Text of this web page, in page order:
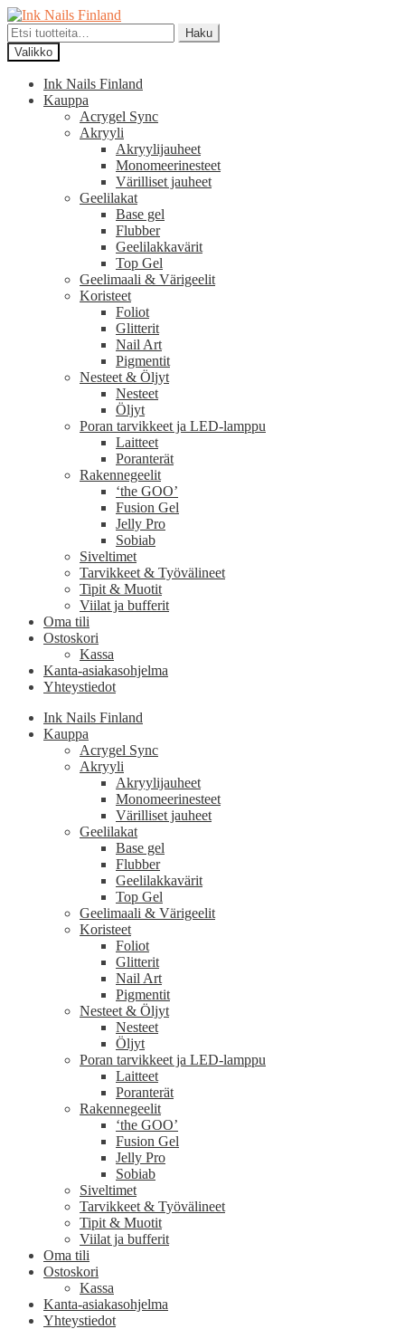
Siirry
navigointiin
Siirry
sisältöön
Etsi:
Haku
Valikko
Ink Nails Finland
Kauppa
Acrygel Sync
Akryyli
Akryylijauheet
Monomeerinesteet
Värilliset jauheet
Geelilakat
Base gel
Flubber
Geelilakkavärit
Top Gel
Geelimaali & Värigeelit
Koristeet
Foliot
Glitterit
Nail Art
Pigmentit
Nesteet & Öljyt
Nesteet
Öljyt
Poran tarvikkeet ja LED-lamppu
Laitteet
Poranterät
Rakennegeelit
‘the GOO’
Fusion Gel
Jelly Pro
Sobiab
Siveltimet
Tarvikkeet & Työvälineet
Tipit & Muotit
Viilat ja bufferit
Oma tili
Ostoskori
Kassa
Kanta-asiakasohjelma
Yhteystiedot
Ink Nails Finland
Kauppa
Acrygel Sync
Akryyli
Akryylijauheet
Monomeerinesteet
Värilliset jauheet
Geelilakat
Base gel
Flubber
Geelilakkavärit
Top Gel
Geelimaali & Värigeelit
Koristeet
Foliot
Glitterit
Nail Art
Pigmentit
Nesteet & Öljyt
Nesteet
Öljyt
Poran tarvikkeet ja LED-lamppu
Laitteet
Poranterät
Rakennegeelit
‘the GOO’
Fusion Gel
Jelly Pro
Sobiab
Siveltimet
Tarvikkeet & Työvälineet
Tipit & Muotit
Viilat ja bufferit
Oma tili
Ostoskori
Kassa
Kanta-asiakasohjelma
Yhteystiedot